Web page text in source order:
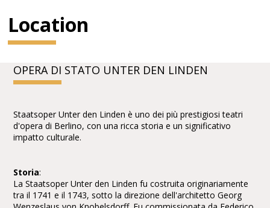
Location
OPERA DI STATO UNTER DEN LINDEN
Staatsoper Unter den Linden è uno dei più prestigiosi teatri
d'opera di Berlino, con una ricca storia e un significativo
impatto culturale.
Storia:
La Staatsoper Unter den Linden fu costruita originariamente
tra il 1741 e il 1743, sotto la direzione dell'architetto Georg